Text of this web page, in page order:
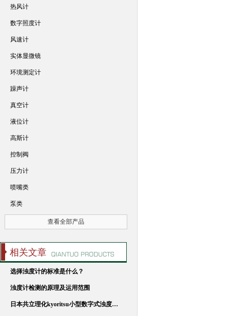
热风计
数字照度计
风速计
实体显微镜
环境测定计
躁声计
真空计
液位计
高斯计
控制阀
压力计
喷嘴类
泵类
查看全部产品
相关文章
选择浊度计的标准是什么？
浊度计检测的原理及运用范围
日本共立理化kyoritsu小型数字式浊度，色度检测仪DTC-4DG